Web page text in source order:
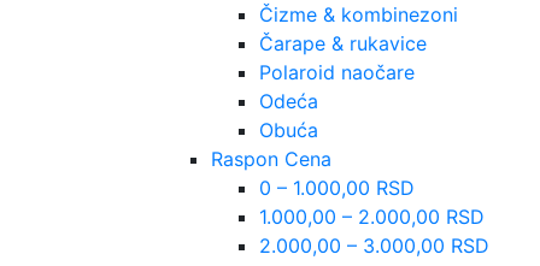
Čizme & kombinezoni
Čarape & rukavice
Polaroid naočare
Odeća
Obuća
Raspon Cena
0 – 1.000,00 RSD
1.000,00 – 2.000,00 RSD
2.000,00 – 3.000,00 RSD